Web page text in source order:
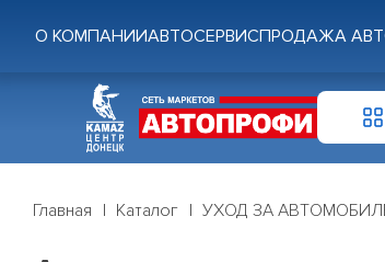
О КОМПАНИИАВТОСЕРВИСПРОДАЖА
Главная Каталог УХОД ЗА